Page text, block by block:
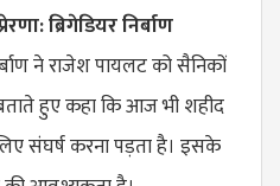
ब्रिगेडियर निर्बाण
ने राजेश पायलट को सैनिकों
हुए कहा कि आज भी शहीद
संघर्ष करना पड़ता है। इसके